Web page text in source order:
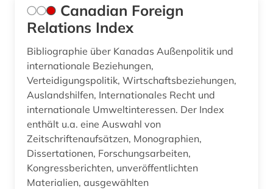
Canadian Foreign
Relations Index
Bibliographie über Kanadas Außenpolitik und
internationale Beziehungen,
Verteidigungspolitik, Wirtschaftsbeziehungen,
Auslandshilfen, Internationales Recht und
internationale Umweltinteressen. Der Index
enthält u.a. eine Auswahl von
Zeitschriftenaufsätzen, Monographien,
Dissertationen, Forschungsarbeiten,
Kongressberichten, unveröffentlichten
Materialien, ausgewählten